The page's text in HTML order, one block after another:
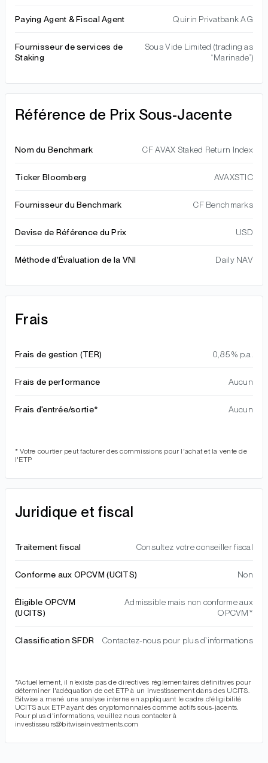
Paying Agent & Fiscal Agent Quirin Privatbank AG
Fournisseur de services de
Staking
Sous Vide Limited (trading as
“Marinade”)
Référence de Prix Sous-Jacente
Nom du Benchmark CF AVAX Staked Return Index
Ticker Bloomberg AVAXSTIC
Fournisseur du Benchmark CF Benchmarks
Devise de Référence du Prix USD
Méthode d'Évaluation de la VNI Daily NAV
Frais
Frais de gestion (TER) 0,85 % p.a.
Frais de performance Aucun
Frais d'entrée/sortie* Aucun
* Votre courtier peut facturer des commissions pour l'achat et la vente de
l'ETP
Juridique et fiscal
Traitement fiscal Consultez votre conseiller fiscal
Conforme aux OPCVM (UCITS) Non
Éligible OPCVM
(UCITS)
Admissible mais non conforme aux
OPCVM*
Classification SFDR Contactez-nous pour plus d`informations
*Actuellement, il n'existe pas de directives réglementaires définitives pour
déterminer l'adéquation de cet ETP à un investissement dans des UCITS.
Bitwise a mené une analyse interne en appliquant le cadre d'éligibilité
UCITS aux ETP ayant des cryptomonnaies comme actifs sous-jacents.
Pour plus d'informations, veuillez nous contacter à
investisseurs@bitwiseinvestments.com